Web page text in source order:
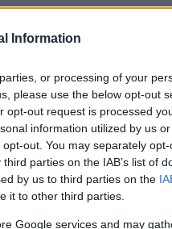
Information
or processing of your
please use the below opt-out
opt-out request is processed
information utilized by us
out. You may separately
parties on the IAB’s list of
by us to third parties on the
it to other third parties.
Google services and may
Μελέτη και
επί μήνες, οι
διαδέχονται η
απορρίπτουν
και η απαξίωση
Αστυνομία
τον ρόλο τους